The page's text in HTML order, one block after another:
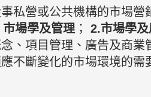
私營或公共機構的市場營
市場學及管理 ； 2.市場學
、項目管理、廣告及商
不斷變化的市場環境的需